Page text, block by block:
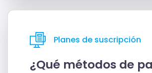
Planes de suscripción
¿Qué métodos de